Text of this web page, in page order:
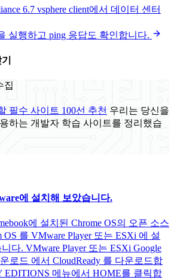
6.7 vsphere client에서 데이터 센터
실행하고 ping 응답도 확인합니다.
집
필수 사이트 100선 추천 우리는 당신을
하는 개발자 학습 사이트를 정리했습
에 설치해 보았습니다.
에 설치된 Chrome OS의 오픈 소스
OS 를 VMware Player 또는 ESXi 에 설
다. VMware Player 또는 ESXi Google
로드 에서 CloudReady 를 다운로드합
EDITIONS 메뉴에서 HOME를 클릭합